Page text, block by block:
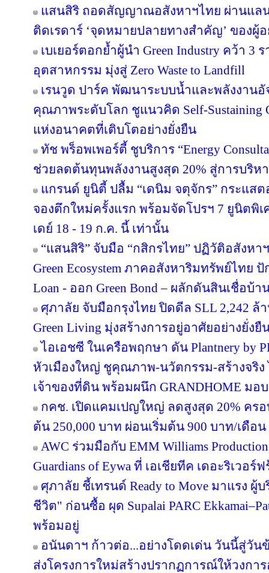
แสนสิริ ถอดสัญญาณอสังหาฯไทย ผ่านแล
ติดเรดาร์ ‘จุดหมายปลายทางสำคัญ’ ของผู้
เบเยอร์ตอกย้ำผู้นำ Green Industry คว้า 3
อุตสาหกรรม มุ่งสู่ Zero Waste to Landfill
เรนวูด ปาร์ค พัฒนาระบบน้ำและพลังงาน
คุณภาพระดับโลก ชูแนวคิด Self-Sustaining
แห่งอนาคตที่เติบโตอย่างยั่งยืน
ทัช พร็อพเพอร์ตี้ ชูบริการ “Energy
ช่วยลดต้นทุนพลังงานสูงสุด 20% สู่การบริห
แกรนด์ ยูนิตี้ ปลื้ม “เดนิม จตุจักร” กระแสต
จองตึกใหม่ครั้งแรก พร้อมจัดโปรฯ 7 ยูนิตพิเ
เดย์ 18 - 19 ก.ค. นี้ เท่านั้น
“แสนสิริ” จับมือ “กสิกรไทย” ปฏิวัติอสังหา
Green Ecosystem ภาคอสังหาริมทรัพย์ไทย
Loan - ออก Green Bond – ผลักดันสินเชื่อบ้า
ศุภาลัย จับมือกรุงไทย ปิดดีล SLL 2,242 ล้
Green Living มุ่งสร้างการอยู่อาศัยอย่างยั่งยื
ไอเอชซี ในเครือพฤกษา ดัน Plantnery by
หัวเมืองใหญ่ ชูคุณภาพ-นวัตกรรม-สร้างจริง
เจ้าของที่ดิน พร้อมผนึก GRANDHOME ม
กคช. เปิดแคมเปญใหญ่ ลดสูงสุด 20% ครอ
ต้น 250,000 บาท ผ่อนเริ่มต้น 900 บาท/เดือน
AWC ร่วมมือกับ EMM Williams
Guardians of Eywa ที่ เอเชียทีค เดอะริเวอ
ศุภาลัย ชี้เทรนด์ Ready to Move มาแรง
ชีวิต" ก่อนซื้อ ผุด Supalai PARC
พร้อมอยู่
อนันดาฯ ก้าวต่อ...อย่างโดดเด่น วันนี้สู่วัน
ส่งโครงการใหม่สร้างปรากฏการณ์ให้วงกา